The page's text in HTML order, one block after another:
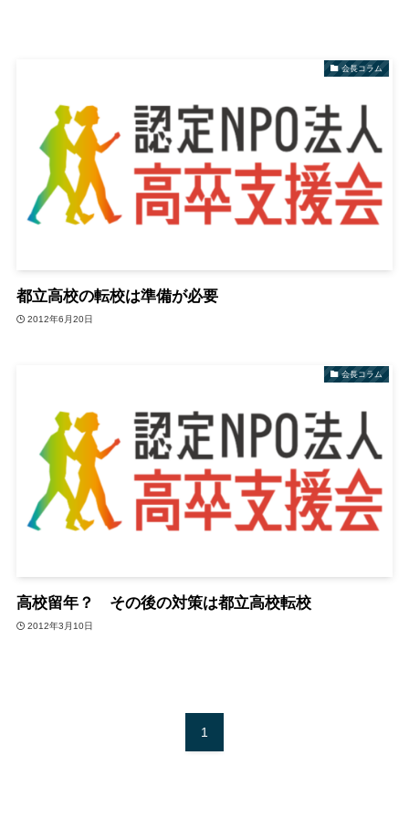
会長コラム
都立高校の転校は準備が必要
2012年6月20日
会長コラム
高校留年？ その後の対策は都立高校転校
2012年3月10日
1